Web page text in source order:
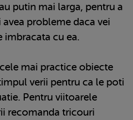
putin mai larga, pentru a
probleme daca vei
imbracata cu ea.
mai practice obiecte
verii pentru ca le poti
Pentru viitoarele
recomanda tricouri